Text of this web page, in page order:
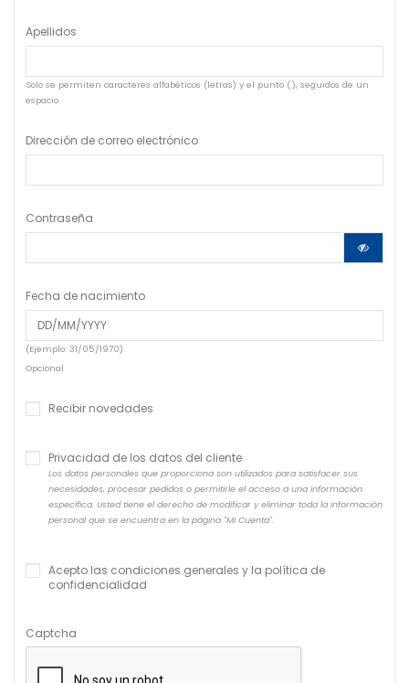
Apellidos
Solo se permiten caracteres alfabéticos (letras) y el punto (.), seguidos de un
espacio.
Dirección de correo electrónico
Contraseña
Fecha de nacimiento
(Ejemplo: 31/05/1970)
Opcional
Recibir novedades
Privacidad de los datos del cliente
Los datos personales que proporciona son utilizados para satisfacer sus
necesidades, procesar pedidos o permitirle el acceso a una información
específica. Usted tiene el derecho de modificar y eliminar toda la información
personal que se encuentra en la página "Mi Cuenta".
Acepto las condiciones generales y la política de
confidencialidad
Captcha